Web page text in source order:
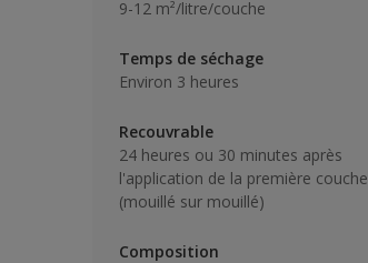
9-12 m²/litre/couche
Temps de séchage
Environ 3 heures
Recouvrable
24 heures ou 30 minutes après
l'application de la première couche
(mouillé sur mouillé)
Composition